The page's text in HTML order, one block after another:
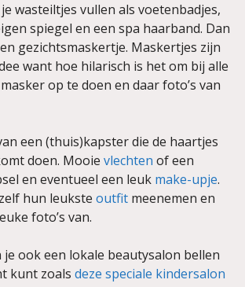
wasteiltjes vullen als voetenbadjes,
spiegel en een spa haarband. Dan
gezichtsmaskertje. Maskertjes zijn
want hoe hilarisch is het om bij alle
op te doen en daar foto’s van
een (thuis)kapster die de haartjes
doen. Mooie vlechten of een
en eventueel een leuk make-upje.
hun leukste outfit meenemen en
foto’s van.
ook een lokale beautysalon bellen
kunt zoals deze speciale kindersalon